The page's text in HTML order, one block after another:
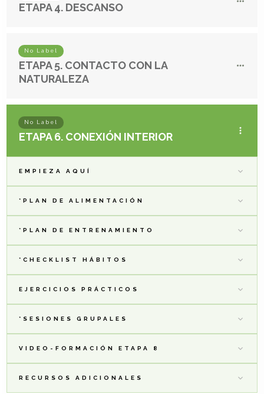
ETAPA 4. DESCANSO
No Label
ETAPA 5. CONTACTO CON LA
NATURALEZA
No Label
ETAPA 6. CONEXIÓN INTERIOR
EMPIEZA AQUÍ
*PLAN DE ALIMENTACIÓN
*PLAN DE ENTRENAMIENTO
*CHECKLIST HÁBITOS
EJERCICIOS PRÁCTICOS
*SESIONES GRUPALES
VIDEO-FORMACIÓN ETAPA 8
RECURSOS ADICIONALES